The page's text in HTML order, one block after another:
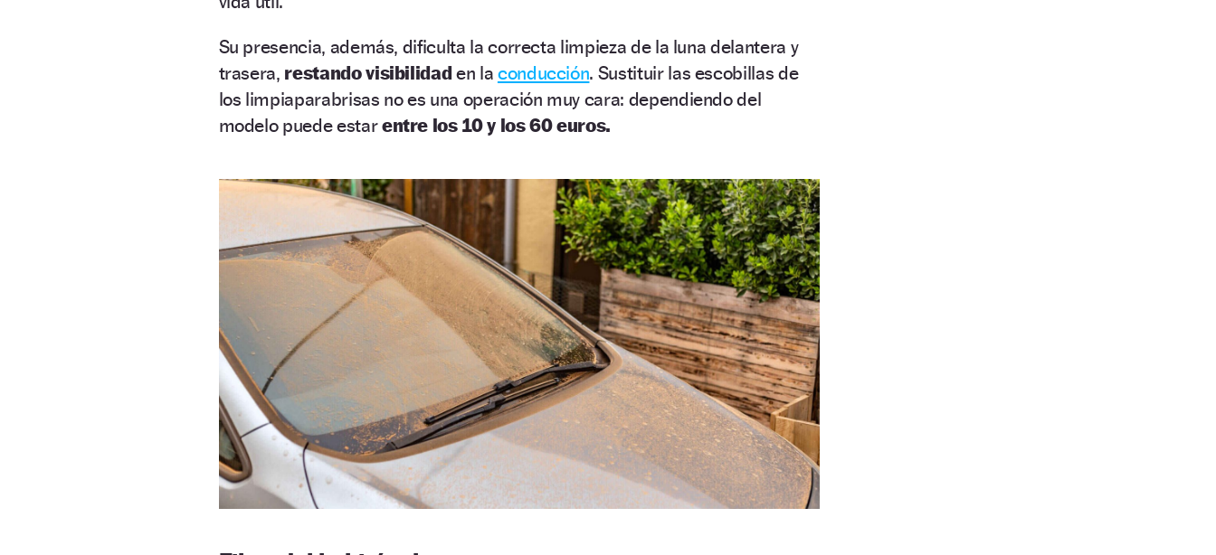
Su presencia, además, dificulta la correcta limpieza de la luna delantera y
trasera, restando visibilidaden la conducción. Sustituir las escobillas de
los limpiaparabrisas no es una operación muy cara: dependiendo del
modelo puede estarentre los 10 y los 60 euros.